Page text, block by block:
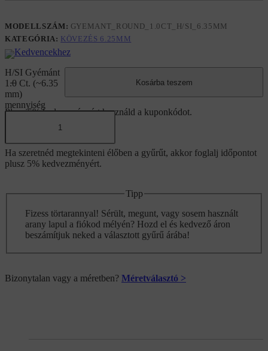
MODELLSZÁM: GYEMANT_ROUND_1.0CT_H/SI_6.35MM
KATEGÓRIA: KÖVEZÉS 6.25MM
Kedvencekhez
H/SI Gyémánt
1.0 Ct. (~6.35
mm)
mennyiség
Kosárba teszem
Plusz 5% kedvezményért használd a kuponkódot.
Inkább időpontot foglalok
Ha szeretnéd megtekinteni élőben a gyűrűt, akkor foglalj időpontot
plusz 5% kedvezményért.
Tipp
Fizess törtarannyal! Sérült, megunt, vagy sosem használt
arany lapul a fiókod mélyén? Hozd el és kedvező áron
beszámítjuk neked a választott gyűrű árába!
Bizonytalan vagy a méretben? Méretválasztó >